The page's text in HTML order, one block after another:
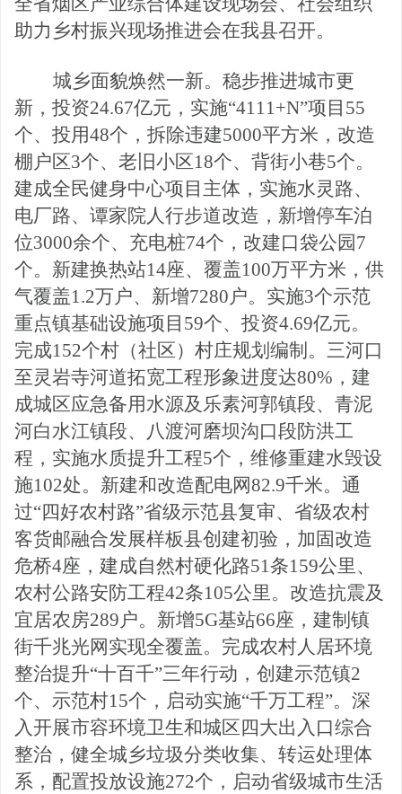
助力乡村振兴现场推进会在我县召开。
城乡面貌焕然一新。 稳步推进城市更
新，投资24.67亿元，实施“4111+N”项目55
个、投用48个，拆除违建5000平方米，改造
棚户区3个、老旧小区18个、背街小巷5个。
建成全民健身中心项目主体，实施水灵路、
电厂路、谭家院人行步道改造，新增停车泊
位3000余个、充电桩74个，改建口袋公园7
个。新建换热站14座、覆盖100万平方米，供
气覆盖1.2万户、新增7280户。实施3个示范
重点镇基础设施项目59个、投资4.69亿元。
完成152个村（社区）村庄规划编制。三河口
至灵岩寺河道拓宽工程形象进度达80%，建
成城区应急备用水源及乐素河郭镇段、青泥
河白水江镇段、八渡河磨坝沟口段防洪工
程，实施水质提升工程5个，维修重建水毁设
施102处。新建和改造配电网82.9千米。通
过“四好农村路”省级示范县复审、省级农村
客货邮融合发展样板县创建初验，加固改造
危桥4座，建成自然村硬化路51条159公里、
农村公路安防工程42条105公里。改造抗震及
宜居农房289户。新增5G基站66座，建制镇
街千兆光网实现全覆盖。完成农村人居环境
整治提升“十百千”三年行动，创建示范镇2
个、示范村15个，启动实施“千万工程”。深
入开展市容环境卫生和城区四大出入口综合
整治，健全城乡垃圾分类收集、转运处理体
系，配置投放设施272个，启动省级城市生活